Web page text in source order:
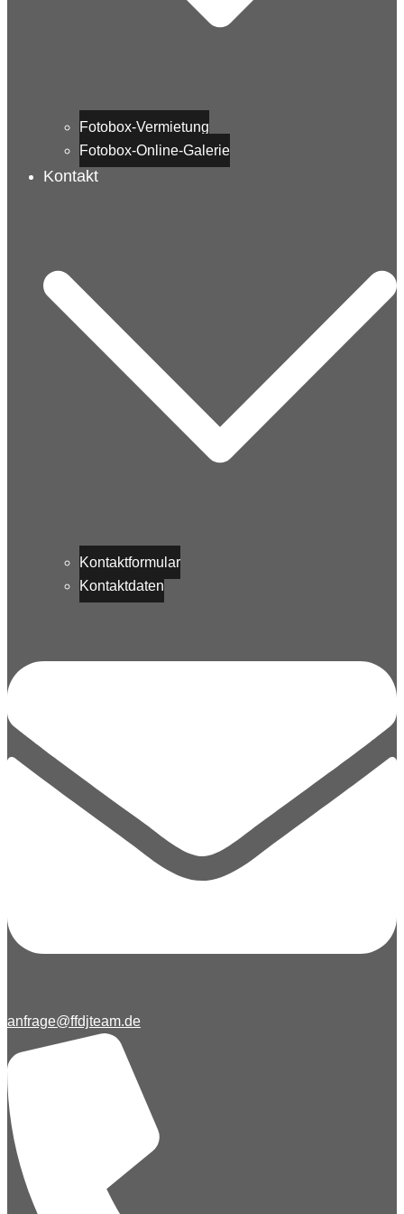
Fotobox-Vermietung
Fotobox-Online-Galerie
Kontakt
Kontaktformular
Kontaktdaten
anfrage@ffdjteam.de